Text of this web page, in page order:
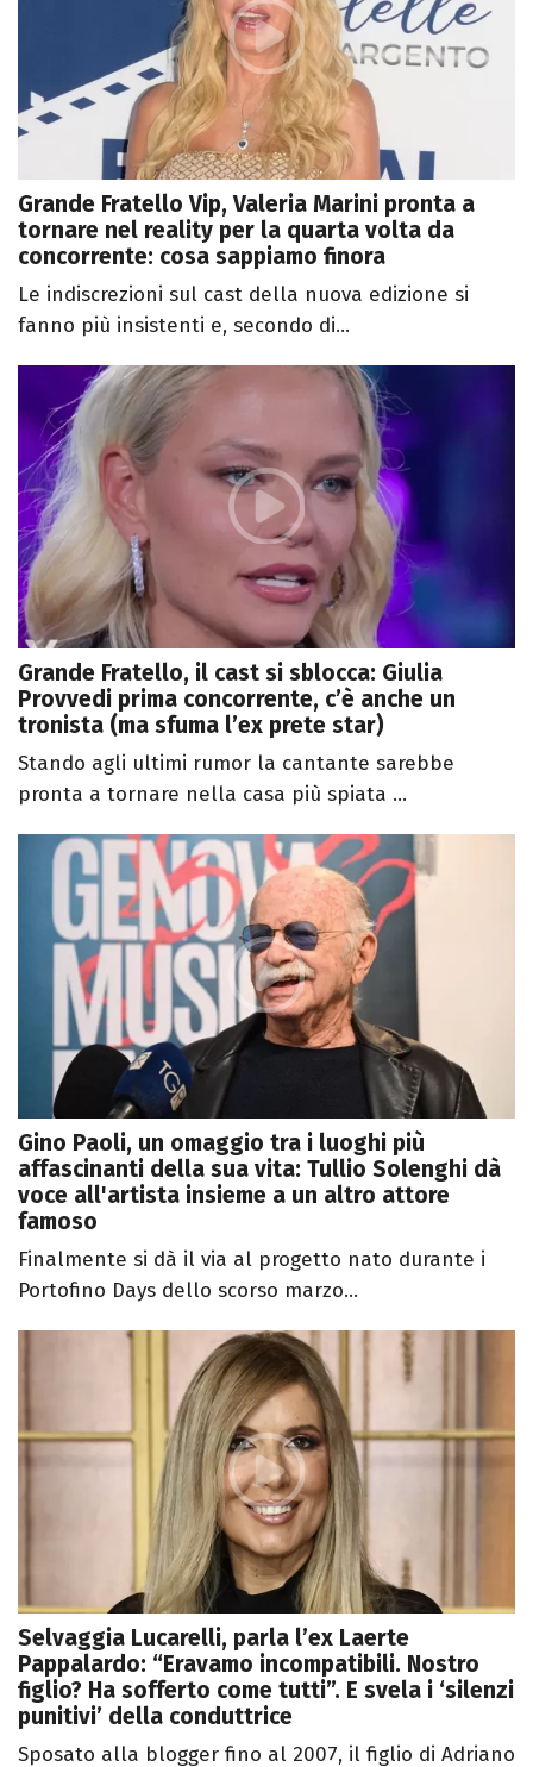
Grande Fratello Vip, Valeria Marini pronta a
tornare nel reality per la quarta volta da
concorrente: cosa sappiamo finora
Le indiscrezioni sul cast della nuova edizione si
fanno più insistenti e, secondo di...
Grande Fratello, il cast si sblocca: Giulia
Provvedi prima concorrente, c’è anche un
tronista (ma sfuma l’ex prete star)
Stando agli ultimi rumor la cantante sarebbe
pronta a tornare nella casa più spiata ...
Gino Paoli, un omaggio tra i luoghi più
affascinanti della sua vita: Tullio Solenghi dà
voce all'artista insieme a un altro attore
famoso
Finalmente si dà il via al progetto nato durante i
Portofino Days dello scorso marzo...
Selvaggia Lucarelli, parla l’ex Laerte
Pappalardo: “Eravamo incompatibili. Nostro
figlio? Ha sofferto come tutti”. E svela i ‘silenzi
punitivi’ della conduttrice
Sposato alla blogger fino al 2007, il figlio di Adriano